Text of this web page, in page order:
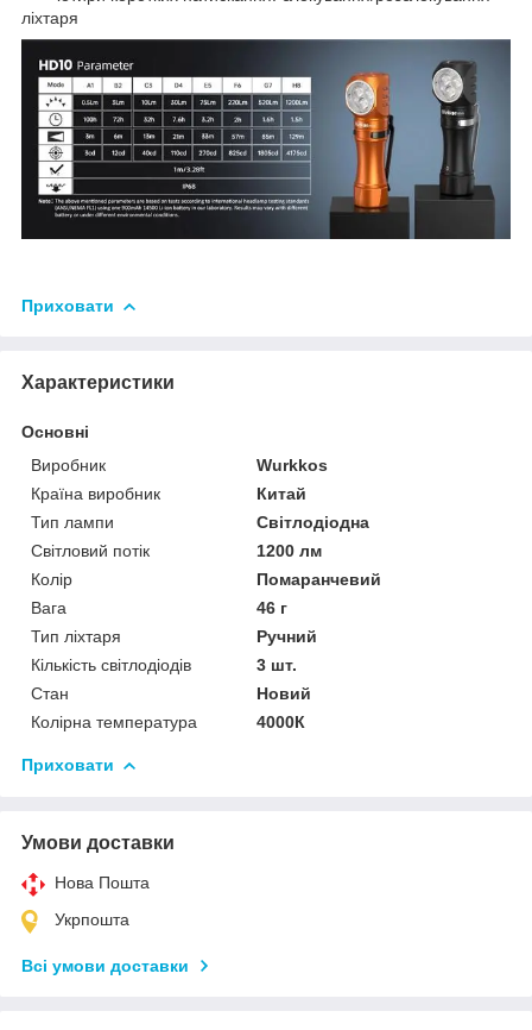
ліхтаря
Приховати
Характеристики
Основні
Виробник
Wurkkos
Країна виробник
Китай
Тип лампи
Світлодіодна
Світловий потік
1200 лм
Колір
Помаранчевий
Вага
46 г
Тип ліхтаря
Ручний
Кількість світлодіодів
3 шт.
Стан
Новий
Колірна температура
4000К
Приховати
Умови доставки
Нова Пошта
Укрпошта
Всі умови доставки